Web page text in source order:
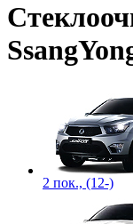
2 пок., (12-)